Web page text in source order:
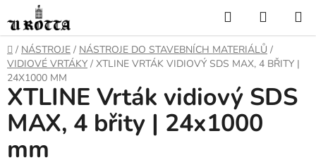
na
obsah
Hledat
KOŠÍK
DOMŮ
/ NÁSTROJE / NÁSTROJE DO STAVEBNÍCH MATERIÁLŮ /
VIDIOVÉ VRTÁKY / XTLINE VRTÁK VIDIOVÝ SDS MAX, 4 BŘITY |
24X1000 MM
XTLINE Vrták vidiový SDS
MAX, 4 břity | 24x1000
mm